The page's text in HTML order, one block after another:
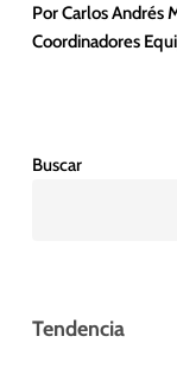
Por Carlos Andrés
Coordinadores
Buscar
Tendencia